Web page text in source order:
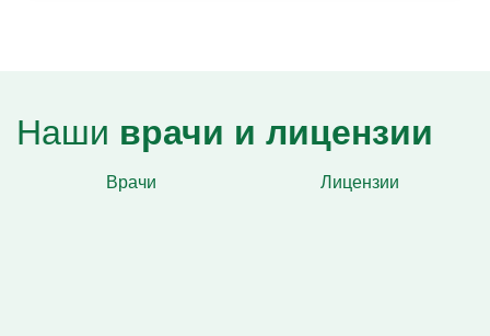
Наши врачи и лицензии
Врачи Лицензии